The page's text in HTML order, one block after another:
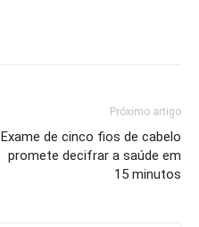
Próximo artigo
Exame de cinco fios de cabelo
promete decifrar a saúde em
15 minutos